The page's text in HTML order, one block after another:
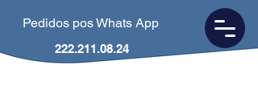
Pedidos pos Whats App
222.211.08.24